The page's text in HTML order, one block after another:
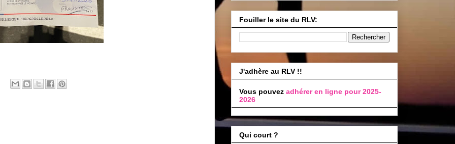
Fouiller le site du RLV:
J'adhère au RLV !!
Vous pouvez adhérer en ligne pour 2025-
2026
Qui court ?